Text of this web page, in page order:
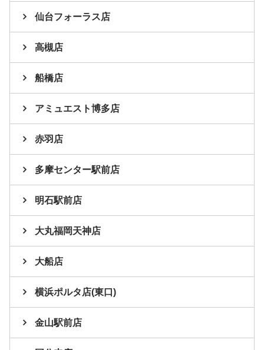
仙台フォーラス店
高槻店
船橋店
アミュエスト博多店
赤羽店
多摩センター駅前店
明石駅前店
大丸福岡天神店
大船店
横浜ポルタ店(東口)
金山駅前店